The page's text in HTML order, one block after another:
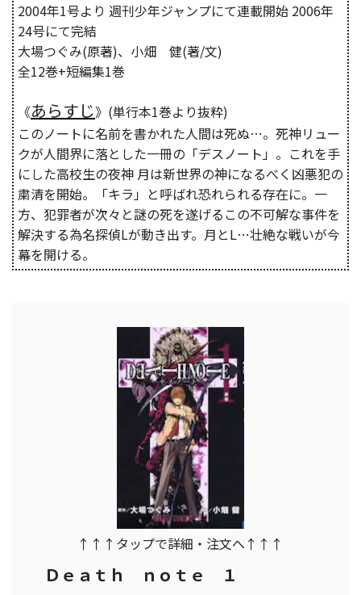
2004年1号より 週刊少年ジャンプにて連載開始 2006年
24号にて完結
大場つぐみ(原著)、小畑 健(著/文)
全12巻+短編集1巻
《あらすじ》(単行本1巻より抜粋)
このノートに名前を書かれた人間は死ぬ…。死神リュー
クが人間界に落とした一冊の「デスノート」。これを手
にした高校生の夜神 月は新世界の神になるべく凶悪犯の
粛清を開始。「キラ」と呼ばれ恐れられる存在に。一
方、犯罪者が次々と謎の死を遂げるこの不可解な事件を
解決する為名探偵Lが動き出す。月とL…壮絶な戦いが今
幕を開ける。
↑↑↑タップで詳細・注文へ↑↑↑
Ｄｅａｔｈ ｎｏｔｅ １